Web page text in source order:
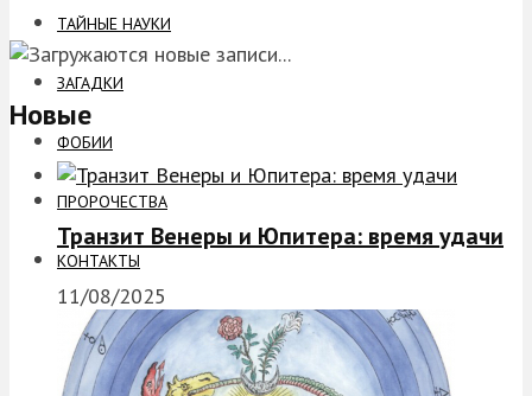
ТАЙНЫЕ НАУКИ
ЗАГАДКИ
ФОБИИ
ПРОРОЧЕСТВА
КОНТАКТЫ
Новые
Транзит Венеры и Юпитера: время удачи
11/08/2025